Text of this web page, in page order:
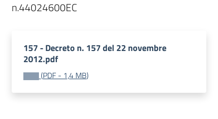
157 - Decreto n. 157 del 22 novembre
2012.pdf
(PDF - 1,4 MB)